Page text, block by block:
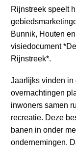
t
e
n
t
Rijnstreek speelt
Bunnik, Houten
visiedocument
Rijnstreek*.
Jaarlijks vinden in
overnachtingen
inwoners samen
recreatie. Deze
banen in onder
ondernemingen.